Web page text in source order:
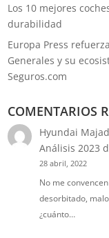
Los 10 mejores
durabilidad
Europa Press
Generales y su
Seguros.com
COMENTARIOS
Hyundai
Análisis 2023
28 abril, 2022
No me
desorbitado,
¿cuánto…